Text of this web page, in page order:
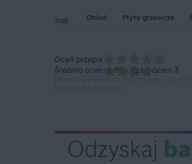
Tagi Obiad Płyty grzewcze
Oceń przepis
Średnia ocen: 4.33, Liczba ocen: 3